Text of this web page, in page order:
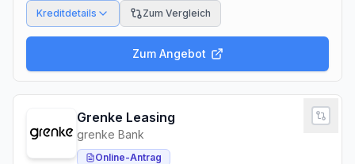
Kreditdetails
Zum Vergleich
Zum Angebot
Grenke Leasing
grenke Bank
Online-Antrag